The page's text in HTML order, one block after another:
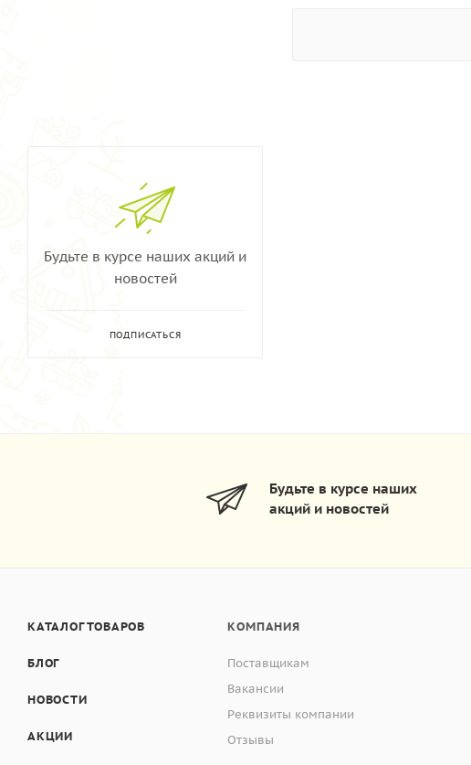
Будьте в курсе наших акций и
новостей
ПОДПИСАТЬСЯ
Будьте в курсе наших
акций и новостей
КАТАЛОГ ТОВАРОВ
БЛОГ
НОВОСТИ
АКЦИИ
КОМПАНИЯ
Поставщикам
Вакансии
Реквизиты компании
Отзывы